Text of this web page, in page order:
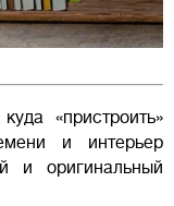
«пристроить»
и интерьер
и оригинальный